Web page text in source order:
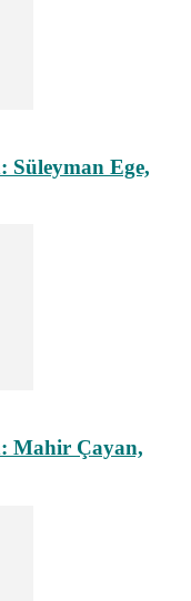
Süleyman Ege,
Mahir Çayan,